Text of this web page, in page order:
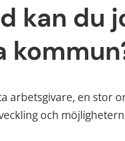
kan du
arbetsgivare, en stor
och